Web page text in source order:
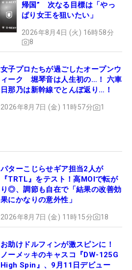
帰国” 次なる目標は「やっ
ぱり女王を狙いたい」
2026年8月4日 (火) 16時58分
8
女子プロたちが過ごしたオープンウ
ィーク 堀琴音は人生初の…！ 六車
日那乃は新幹線でとんぼ返り…！
2026年8月7日 (金) 11時57分 1
パターこじらせギア担当2人が
『TRTL』をテスト！高MOIで転が
り◎、調節も自在で「結果の改善効
果にかなりの意外性」
2026年8月7日 (金) 11時15分 18
お助けドルフィンが激スピンに！
ノーメッキのキャスコ『DW-125G
High Spin』、9月11日デビュー